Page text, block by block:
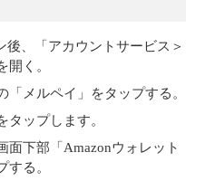
後、「アカウントサービス＞
開く。
「メルペイ」をタップする。
タップします。
面下部「Amazonウォレット
する。